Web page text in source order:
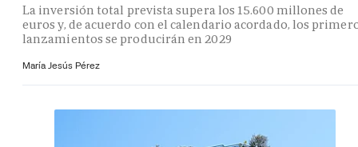
La inversión total prevista supera los 15.600 millones de
euros y, de acuerdo con el calendario acordado, los
lanzamientos se producirán en 2029
María Jesús Pérez